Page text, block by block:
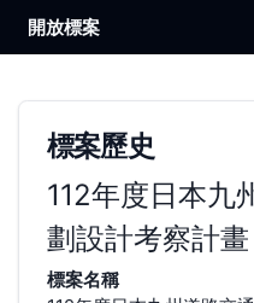
開放標案
標案歷史
112年度日本九
劃設計考察計畫
標案名稱